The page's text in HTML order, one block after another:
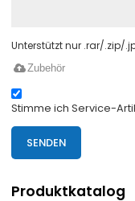
Unterstützt nur .rar/.zip/
Zubehör
Stimme ich Service-
SENDEN
Produktkatalog